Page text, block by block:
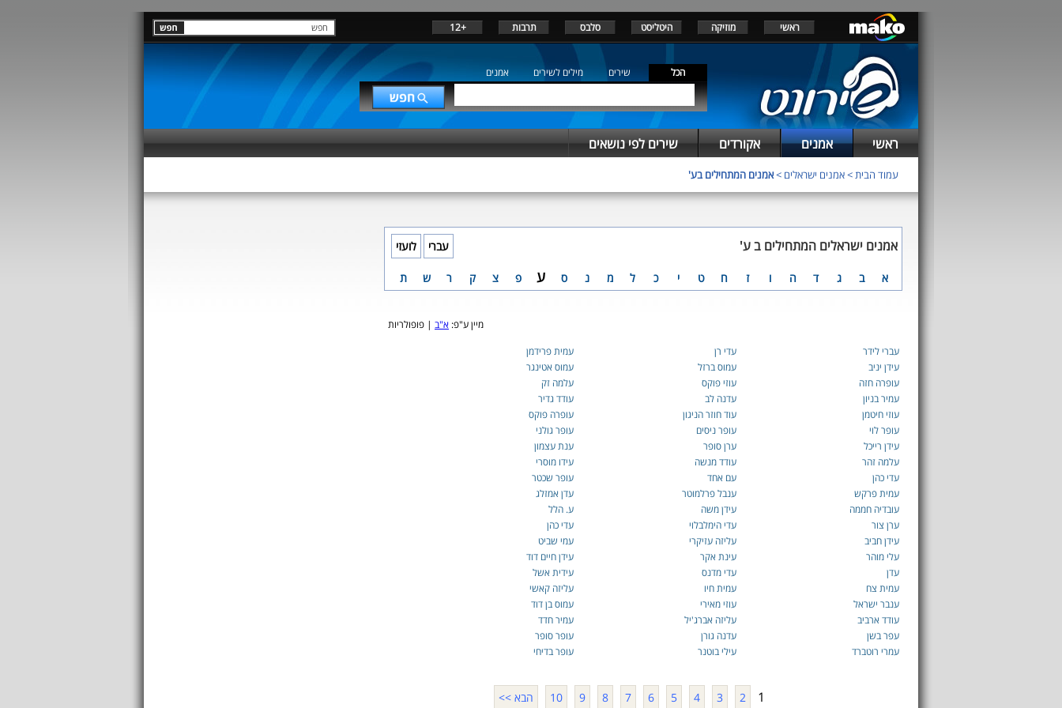
ראשי מוזיקה היטליסט סלבס תרבות +12
הכל שירים מילים לשירים אמנים
ראשי אמנים אקורדים שירים לפי נושאים
עמוד הבית>אמנים ישראלים >אמנים המתחילים בע'
אמנים ישראלים המתחילים ב ע' עברי לועזי
א ב ג ד ה ו ז ח ט י כ ל מ נ ס ע פ צ ק ר ש ת
מיין ע"פ: א"ב | פופולריות
עברי לידר
עידן יניב
עופרה חזה
עמיר בניון
עוזי חיטמן
עופר לוי
עידן רייכל
עלמה זהר
עדי כהן
עמית פרקש
עובדיה חממה
ערן צור
עידן חביב
עלי מוהר
עדן
עמית צח
ענבר ישראל
עודד ארביב
עפר בשן
עמרי רוטברד
עדי רן
עמוס ברזל
עוזי פוקס
עדנה לב
עוד חוזר הניגון
עופר ניסים
ערן סופר
עודד מנשה
עם אחד
ענבל פרלמוטר
עידן משה
עדי הימלבלוי
עליזה עזיקרי
עינת אקר
עדי מדנס
עמית חיו
עוזי מאירי
עליזה אברג'יל
עדנה גורן
עילי בוטנר
עמית פרידמן
עמוס אטינגר
עלמה זק
עודד גדיר
עופרה פוקס
עופר גולני
ענת עצמון
עידו מוסרי
עופר שכטר
עדן אמזלג
ע. הלל
עדי כהן
עמי שביט
עידן חיים דוד
עידית אשל
עליזה קאשי
עמוס בן דוד
עמיר חדד
עופר סופר
עופר בדיחי
1
2
3
4
5
6
7
8
9
10 הבא >>